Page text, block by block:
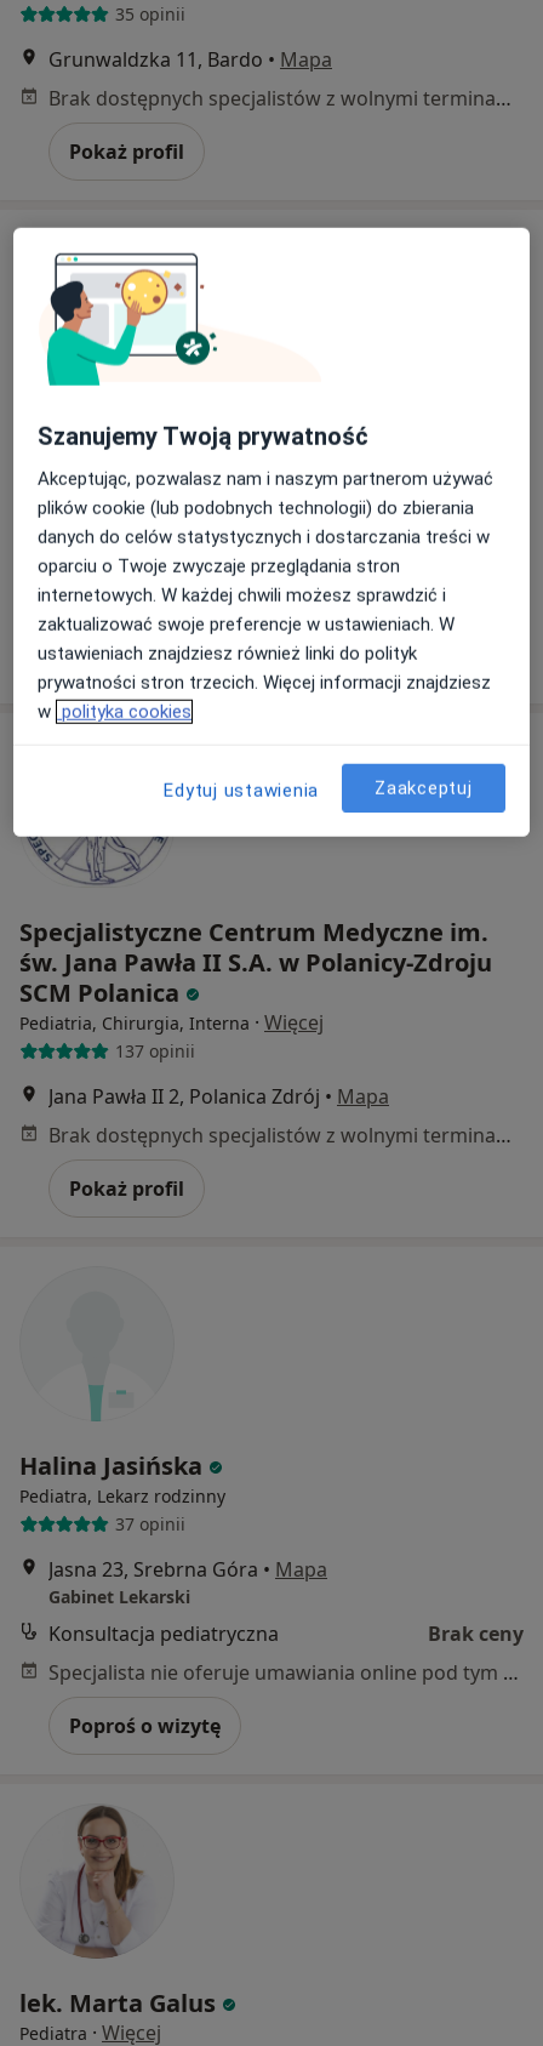
35 opinii
Grunwaldzka 11, Bardo • Mapa
Brak dostępnych specjalistów z wolnymi terminami w tym centrum medycznym.
Pokaż profil
Amicus. Lekarsko - Rehabilitacyjna
Przychodnia Rodzinna
Pediatria, Fizjoterapia, Ortopedia·Więcej
119 opinii
Stanisława Staszica 27, Dzierżoniów•Mapa
Pokaż profil
Specjalistyczne Centrum Medyczne im.
św. Jana Pawła II S.A. w Polanicy-Zdroju
SCM Polanica
Pediatria, Chirurgia, Interna · Więcej
137 opinii
Jana Pawła II 2, Polanica Zdrój • Mapa
Brak dostępnych specjalistów z wolnymi terminami w tym centrum medycznym.
Pokaż profil
Halina Jasińska
Pediatra, Lekarz rodzinny
37 opinii
Jasna 23, Srebrna Góra • Mapa
Gabinet Lekarski
Konsultacja pediatryczna
Brak ceny
Specjalista nie oferuje umawiania online pod tym adresem.
Poproś o wizytę
lek. Marta Galus
Pediatra · Więcej
Szanujemy Twoją prywatność
Akceptując, pozwalasz nam i naszym partnerom używać
plików cookie (lub podobnych technologii) do zbierania
danych do celów statystycznych i dostarczania treści w
oparciu o Twoje zwyczaje przeglądania stron
internetowych. W każdej chwili możesz sprawdzić i
zaktualizować swoje preferencje w ustawieniach. W
ustawieniach znajdziesz również linki do polityk
prywatności stron trzecich. Więcej informacji znajdziesz
w polityka cookies
Edytuj ustawienia Zaakceptuj